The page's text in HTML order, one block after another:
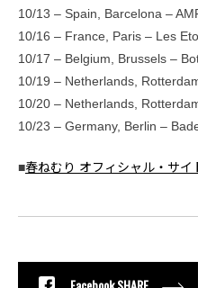
10/13 – Spain, Barcelona –
10/16 – France, Paris – Les
10/17 – Belgium, Brussels –
10/19 – Netherlands,
10/20 – Netherlands,
10/23 – Germany, Berlin –
■春ねむり オフィシャル・サイ